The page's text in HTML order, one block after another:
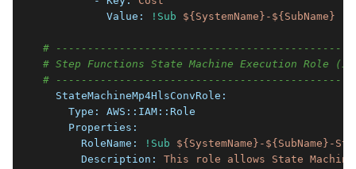
          Value:
!Sub ${SystemName}-${SubName}
#
# Step Functions State Machine Execution Role
#
  StateMachineMp4HlsConvRole:
    Type:
AWS::IAM::Role
    Properties:
      RoleName:
!Sub
${SystemName}-${SubName}-
      Description:
This role allows State